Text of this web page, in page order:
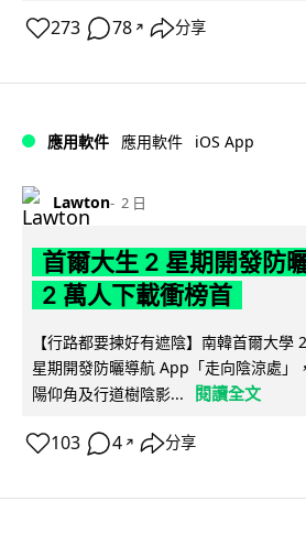
273 78 ↗ 分享
應用軟件 應用軟件 iOS App
Lawton 2 日
首爾大生 2 星期開發防
2 萬人下載衝榜首
【行路都要揀好有遮陰】南韓首爾大學
星期開發防曬導航 App「走向陰涼處」
陽仰角及行道樹陰影...
閱讀全文
103 4 ↗ 分享